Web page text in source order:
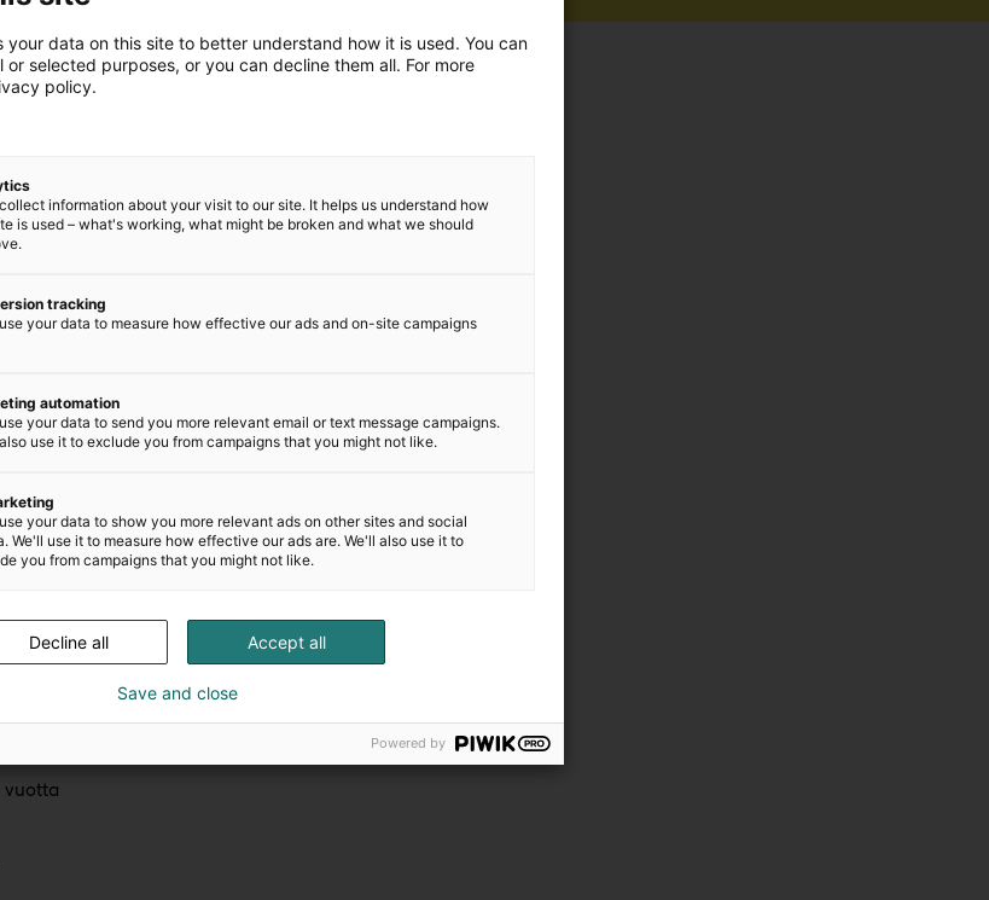
vuotta
your data on this site to better understand how it is used. You can
selected purposes, or you can decline them all. For more
policy.
information about your visit to our site. It helps us understand how
is used – what's working, what might be broken and what we should
tracking
your data to measure how effective our ads and on-site campaigns
automation
your data to send you more relevant email or text message campaigns.
use it to exclude you from campaigns that you might not like.
your data to show you more relevant ads on other sites and social
We'll use it to measure how effective our ads are. We'll also use it to
you from campaigns that you might not like.
Accept all
Decline all
Save and close
Powered by